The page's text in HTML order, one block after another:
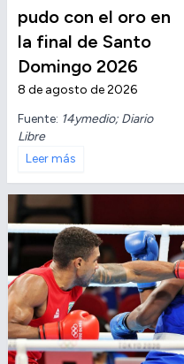
pudo con el oro en
la final de Santo
Domingo 2026
8 de agosto de 2026
Fuente: 14ymedio; Diario
Libre
Leer más